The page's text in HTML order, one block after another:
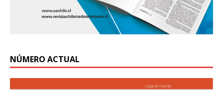
NÚMERO ACTUAL